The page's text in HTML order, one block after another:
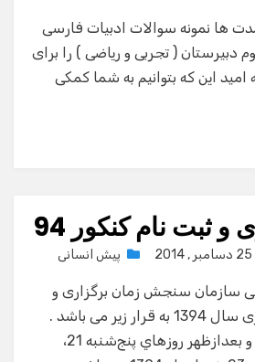
ها نمونه سوالات ادبیات فارسی
دبیرستان ( تجربی و ریاضی ) را برای
امید این که بتوانیم به شما کمکی
ثبت نام کنکور 94
25 دسامبر , 2014 پیش انسانی
سازمان سنجش زمان برگزاری و
ثبت نام آزمون سراسری سال 1394 به قرار زیر می باشد .
زمان برگزاری در صبح و بعدازظهر روزهاي پنج‌شنبه 21،